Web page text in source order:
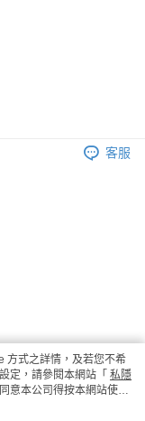
工作天到店，3天內
工作天到店，3天內
客服
方式之詳情，及若您不希
定，請參閱本網站「 私隱
意本公司得按本網站使用